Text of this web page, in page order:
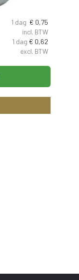
1 dag € 0,75
incl. BTW
1 dag € 0,62
excl. BTW